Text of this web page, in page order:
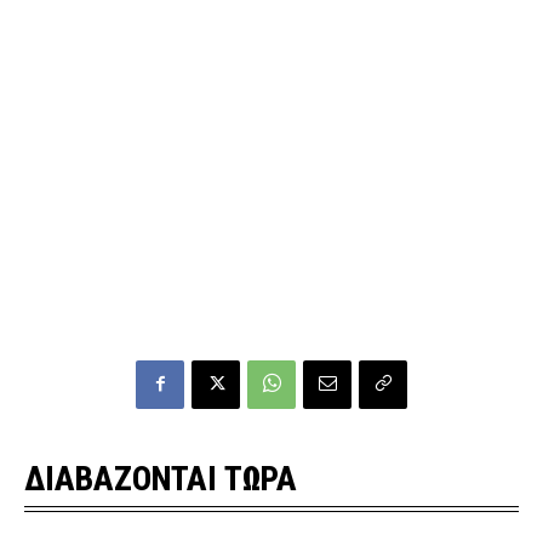
ΔΙΑΒΑΖΟΝΤΑΙ ΤΩΡΑ